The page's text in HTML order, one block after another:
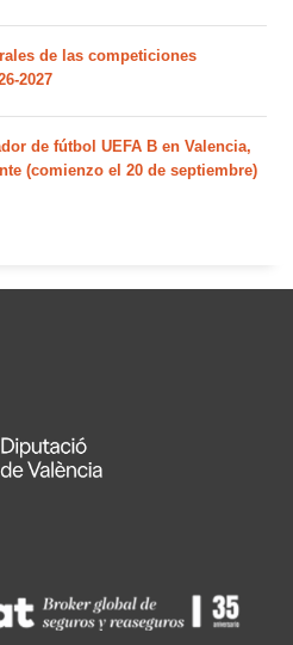
de las competiciones
2027
de fútbol UEFA B en Valencia,
(comienzo el 20 de septiembre)